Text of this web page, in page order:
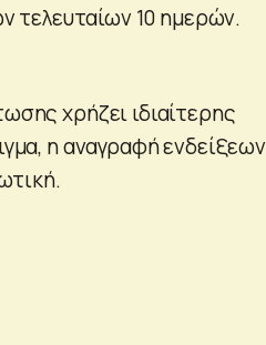
τελευταίων 10 ημερών.
χρήζει ιδιαίτερης
η αναγραφή ενδείξεων